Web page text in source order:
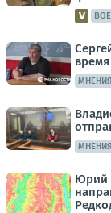
МНЕНИЯ
МНЕНИЯ
Юрий